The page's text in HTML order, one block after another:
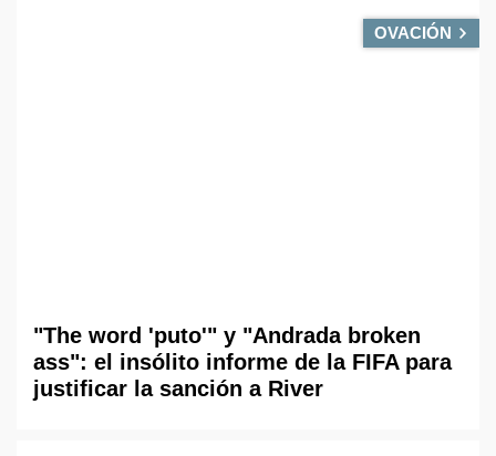
OVACIÓN
"The word 'puto'" y "Andrada broken
ass": el insólito informe de la FIFA para
justificar la sanción a River